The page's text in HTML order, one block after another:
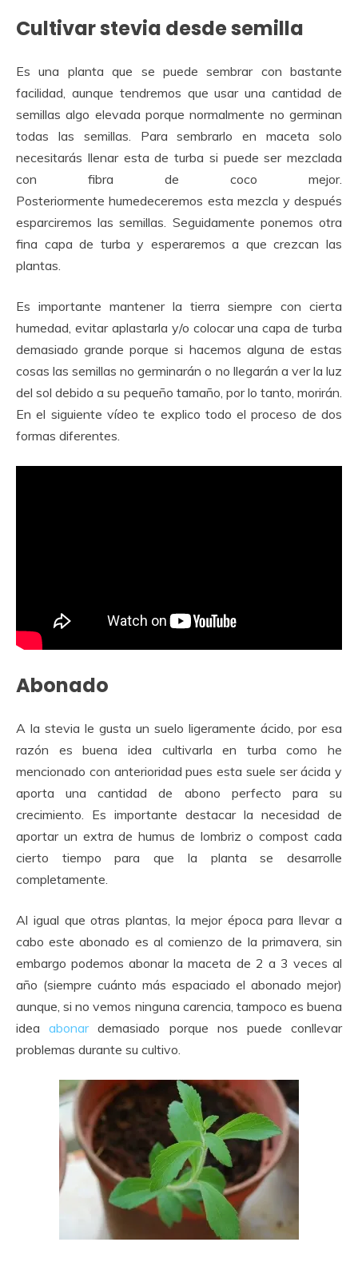
Cultivar stevia desde semilla
Es una planta que se puede sembrar con bastante
facilidad, aunque tendremos que usar una cantidad de
semillas algo elevada porque normalmente no germinan
todas las semillas. Para sembrarlo en maceta solo
necesitarás llenar esta de turba si puede ser mezclada
con fibra de coco mejor.
Posteriormente humedeceremos esta mezcla y después
esparciremos las semillas. Seguidamente ponemos otra
fina capa de turba y esperaremos a que crezcan las
plantas.
Es importante mantener la tierra siempre con cierta
humedad, evitar aplastarla y/o colocar una capa de turba
demasiado grande porque si hacemos alguna de estas
cosas las semillas no germinarán o no llegarán a ver la luz
del sol debido a su pequeño tamaño, por lo tanto, morirán.
En el siguiente vídeo te explico todo el proceso de dos
formas diferentes.
Abonado
A la stevia le gusta un suelo ligeramente ácido, por esa
razón es buena idea cultivarla en turba como he
mencionado con anterioridad pues esta suele ser ácida y
aporta una cantidad de abono perfecto para su
crecimiento. Es importante destacar la necesidad de
aportar un extra de humus de lombriz o compost cada
cierto tiempo para que la planta se desarrolle
completamente.
Al igual que otras plantas, la mejor época para llevar a
cabo este abonado es al comienzo de la primavera, sin
embargo podemos abonar la maceta de 2 a 3 veces al
año (siempre cuánto más espaciado el abonado mejor)
aunque, si no vemos ninguna carencia, tampoco es buena
ideaabonardemasiado porque nos puede conllevar
problemas durante su cultivo.